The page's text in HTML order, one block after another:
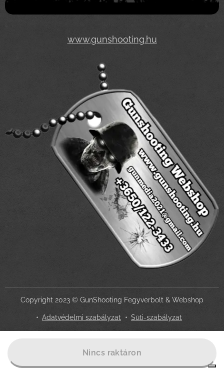
Nincs raktáron
www.gunshooting.hu
Copyright 2023 © GunShooting Fegyverbolt & Webshop
Adatvédelmi szabályzat Süti-szabályzat
Értesítés adatgyűjtéskor